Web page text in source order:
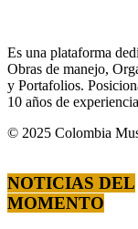
Es una plataforma
Obras de manejo,
y Portafolios.
10 años de
© 2025 Colombia
NOTICIAS DEL
MOMENTO